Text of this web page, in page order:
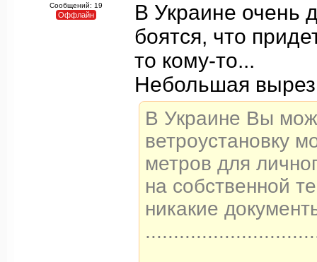
Сообщений: 19
Оффлайн
В Украине очень
боятся, что
то кому-то...
Небольшая
В Украине Вы
ветроустановку
метров для
на собственной
никакие